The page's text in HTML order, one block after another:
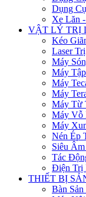
Dụng
Xe Lăn
VẬT LÝ TRỊ
Kéo
Laser
Máy
Máy
Máy
Máy
Máy Từ
Máy Vỗ
Máy
Nén Ép
Siêu
Tác
Điện Trị
THIẾT BỊ
Bàn